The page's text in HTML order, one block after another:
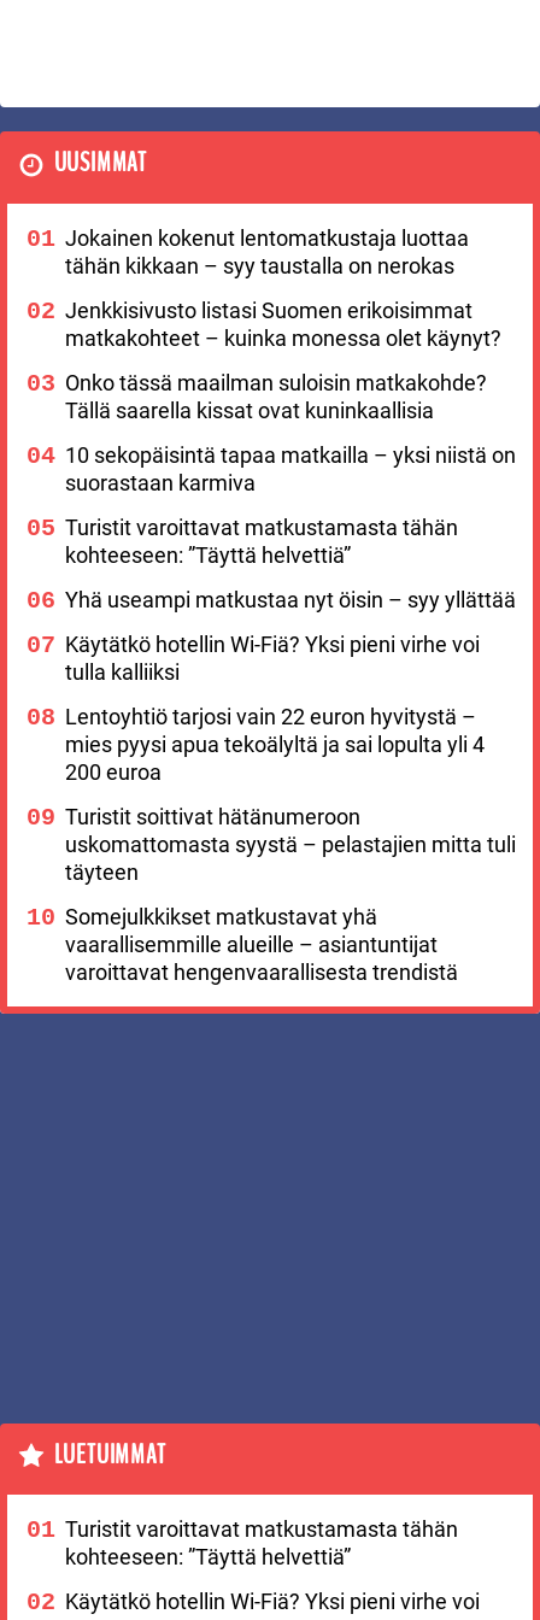
UUSIMMAT
Jokainen kokenut lentomatkustaja luottaa
tähän kikkaan – syy taustalla on nerokas
Jenkkisivusto listasi Suomen erikoisimmat
matkakohteet – kuinka monessa olet käynyt?
Onko tässä maailman suloisin matkakohde?
Tällä saarella kissat ovat kuninkaallisia
10 sekopäisintä tapaa matkailla – yksi niistä on
suorastaan karmiva
Turistit varoittavat matkustamasta tähän
kohteeseen: ”Täyttä helvettiä”
Yhä useampi matkustaa nyt öisin – syy yllättää
Käytätkö hotellin Wi-Fiä? Yksi pieni virhe voi
tulla kalliiksi
Lentoyhtiö tarjosi vain 22 euron hyvitystä –
mies pyysi apua tekoälyltä ja sai lopulta yli 4
200 euroa
Turistit soittivat hätänumeroon
uskomattomasta syystä – pelastajien mitta tuli
täyteen
Somejulkkikset matkustavat yhä
vaarallisemmille alueille – asiantuntijat
varoittavat hengenvaarallisesta trendistä
LUETUIMMAT
Turistit varoittavat matkustamasta tähän
kohteeseen: ”Täyttä helvettiä”
Käytätkö hotellin Wi-Fiä? Yksi pieni virhe voi